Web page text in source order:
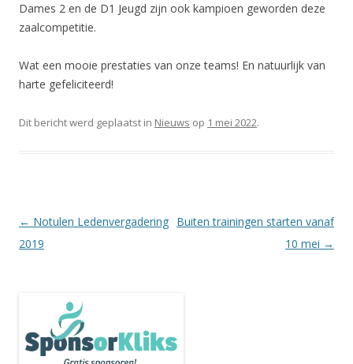
Dames 2 en de D1 Jeugd zijn ook kampioen geworden deze
zaalcompetitie.
Wat een mooie prestaties van onze teams! En natuurlijk van
harte gefeliciteerd!
Dit bericht werd geplaatst in Nieuws op 1 mei 2022.
Berichtnavigatie
← Notulen Ledenvergadering
2019
Buiten trainingen starten vanaf
10 mei →